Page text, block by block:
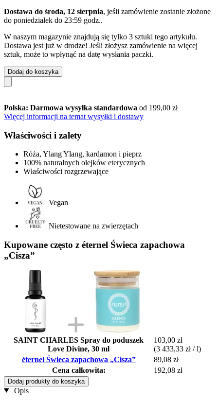
Dostawa do środa, 12 sierpnia, jeśli zamówienie zostanie złożone
do poniedziałek do 23:59 godz..
W naszym magazynie znajdują się tylko 3 sztuki tego artykułu.
Dostawa jest już w drodze! Jeśli złożysz zamówienie na więcej
sztuk, może to wpłynąć na datę wysłania paczki.
Dodaj do koszyka
Polska: Darmowa wysyłka standardowa od 199,00 zł
Więcej informacji na temat wysyłki i dostawy
Właściwości i zalety
Róża, Ylang Ylang, kardamon i pieprz
100% naturalnych olejków eterycznych
Właściwości rozgrzewające
Vegan
Nietestowane na zwierzętach
Kupowane często z éternel Świeca zapachowa
„Cisza”
SAINT CHARLES Spray do poduszek
Love Divine, 30 ml
103,00 zł
(3 433,33 zł / l)
éternel Świeca zapachowa „Cisza”
89,08 zł
Cena całkowita:
192,08 zł
Dodaj produkty do koszyka
Opis